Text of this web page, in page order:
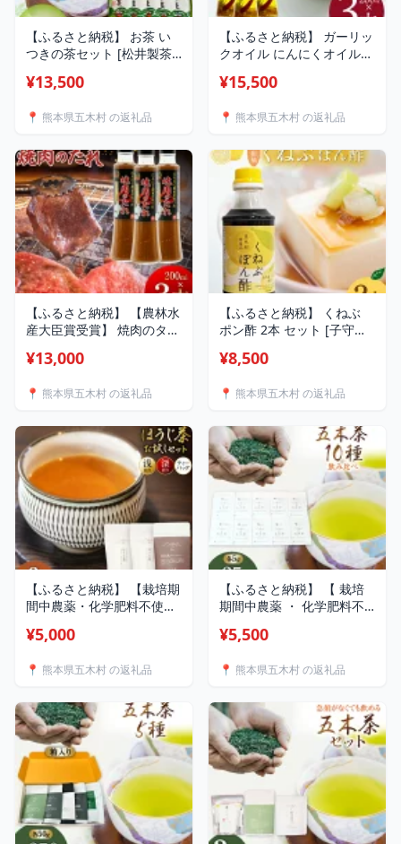
【ふるさと納税】 お茶 い
つきの茶セット [松井製茶
51120306] 緑茶 一番茶 熊
¥13,500
📍 熊本県五木村 の返礼品
【ふるさと納税】 ガーリッ
クオイル にんにくオイル
リックオイル 200ml×3本
51120335] 国産 にんにく
¥15,500
📍 熊本県五木村 の返礼品
【ふるさと納税】 【農林水
産大臣賞受賞】 焼肉のタレ
のたれ 200ml×3本 セット
51120334] 焼き肉 バーベ
く 国産 BBQ
¥13,000
📍 熊本県五木村 の返礼品
【ふるさと納税】 くねぶ
ポン酢 2本 セット [子守唄
51120339] ぽん酢 さっぱ
¥8,500
📍 熊本県五木村 の返礼品
【ふるさと納税】 【栽培期
間中農薬・化学肥料不使
茶 セット（浅煎り、深煎
[松井製茶 熊本県 五木村
水出し 茶葉 浅煎り 深煎り
¥5,000
📍 熊本県五木村 の返礼品
【ふるさと納税】 【 栽培
期間中農薬 ・ 化学肥料不
べ 10種 セット [松井製茶
セット 小分け ほうじ茶 緑
¥5,500
📍 熊本県五木村 の返礼品